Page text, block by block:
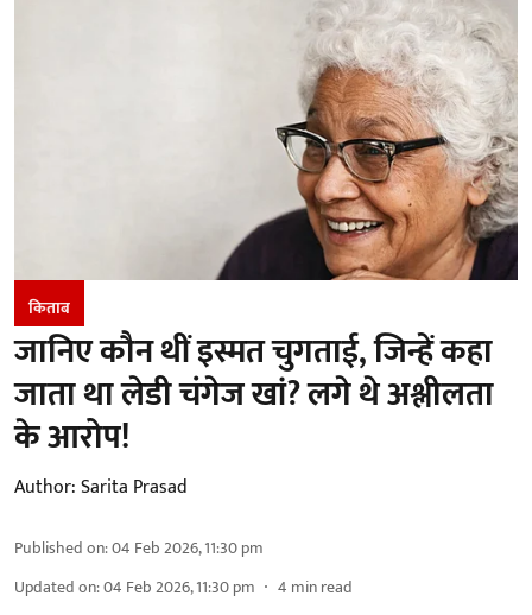
किताब
जानिए कौन थीं इस्मत चुगताई, जिन्हें कहा
जाता था लेडी चंगेज खां? लगे थे अश्लीलता
के आरोप!
Author:Sarita Prasad
Published on:04 Feb 2026, 11:30 pm
Updated on:04 Feb 2026, 11:30 pm 4 min read